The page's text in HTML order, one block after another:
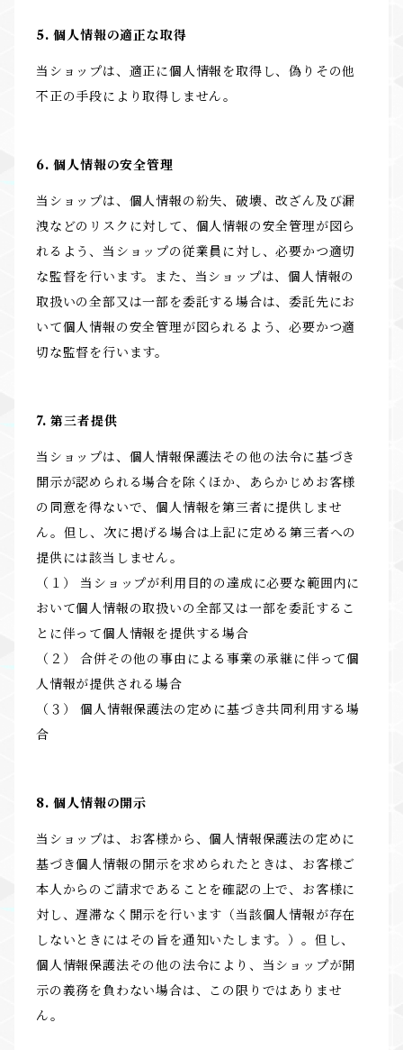
5. 個人情報の適正な取得
当ショップは、適正に個人情報を取得し、偽りその他
不正の手段により取得しません。
6. 個人情報の安全管理
当ショップは、個人情報の紛失、破壊、改ざん及び漏
洩などのリスクに対して、個人情報の安全管理が図ら
れるよう、当ショップの従業員に対し、必要かつ適切
な監督を行います。また、当ショップは、個人情報の
取扱いの全部又は一部を委託する場合は、委託先にお
いて個人情報の安全管理が図られるよう、必要かつ適
切な監督を行います。
7. 第三者提供
当ショップは、個人情報保護法その他の法令に基づき
開示が認められる場合を除くほか、あらかじめお客様
の同意を得ないで、個人情報を第三者に提供しませ
ん。但し、次に掲げる場合は上記に定める第三者への
提供には該当しません。
（１） 当ショップが利用目的の達成に必要な範囲内に
おいて個人情報の取扱いの全部又は一部を委託するこ
とに伴って個人情報を提供する場合
（２） 合併その他の事由による事業の承継に伴って個
人情報が提供される場合
（３） 個人情報保護法の定めに基づき共同利用する場
合
8. 個人情報の開示
当ショップは、お客様から、個人情報保護法の定めに
基づき個人情報の開示を求められたときは、お客様ご
本人からのご請求であることを確認の上で、お客様に
対し、遅滞なく開示を行います（当該個人情報が存在
しないときにはその旨を通知いたします。）。但し、
個人情報保護法その他の法令により、当ショップが開
示の義務を負わない場合は、この限りではありませ
ん。